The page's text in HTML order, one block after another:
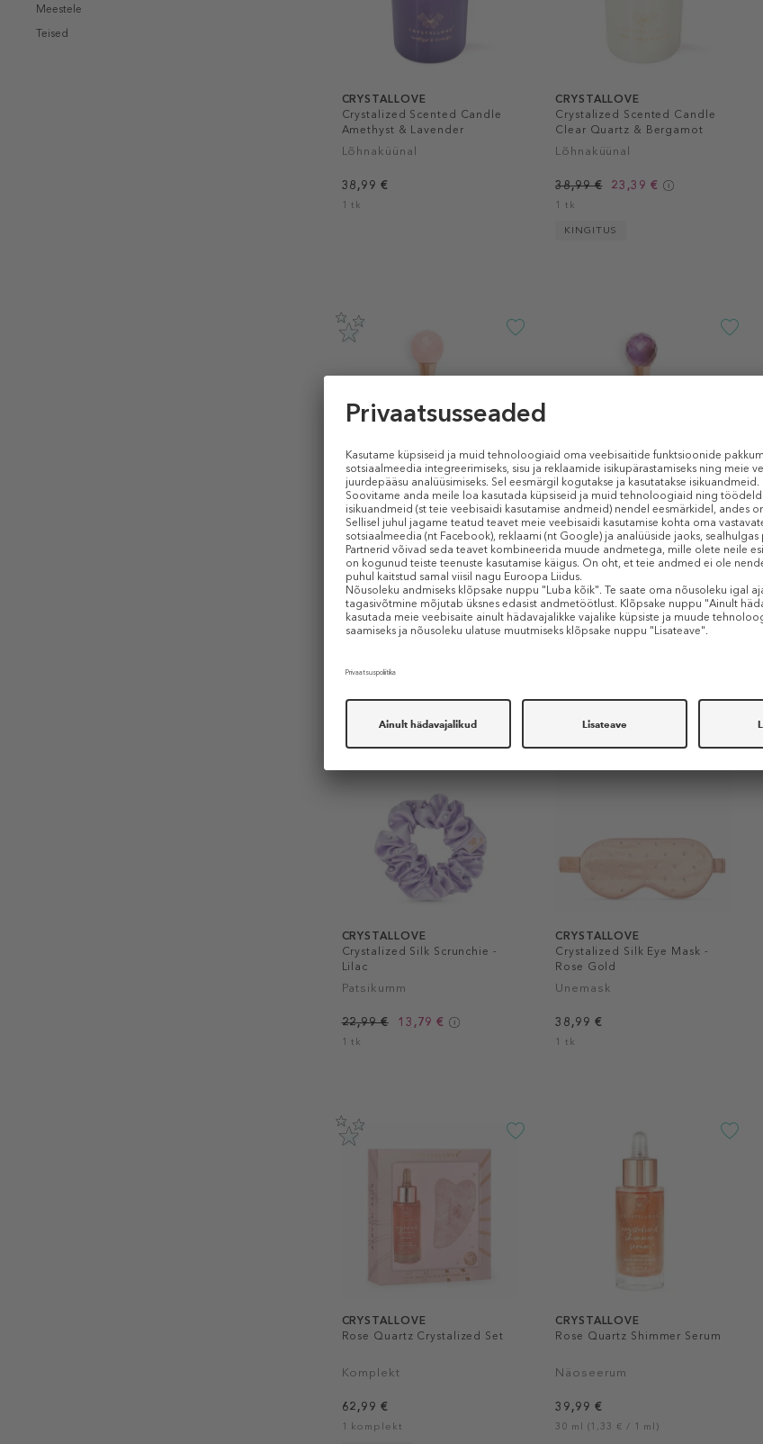
Meestele
Teised
CRYSTALLOVE
Crystalized Scented Candle
Amethyst & Lavender
Lõhnaküünal
38,99 €
1 tk
CRYSTALLOVE
Crystalized Scented Candle
Clear Quartz & Bergamot
Lõhnaküünal
38,99 € 23,39 €
1 tk
KINGITUS
CRYSTALLOVE
3D Eye Massager Rose Quartz
Näorullik
22,99 €
1 tk
CRYSTALLOVE
3D Eye Massager Amethyst
Näorullik
22,99 €
1 tk
-40%
CRYSTALLOVE
Crystalized Silk Scrunchie -
Lilac
Patsikumm
22,99 € 13,79 €
1 tk
CRYSTALLOVE
Crystalized Silk Eye Mask -
Rose Gold
Unemask
38,99 €
1 tk
CRYSTALLOVE
Rose Quartz Crystalized Set
Komplekt
62,99 €
1 komplekt
CRYSTALLOVE
Rose Quartz Shimmer Serum
Näoseerum
39,99 €
30 ml (1,33 € / 1 ml)